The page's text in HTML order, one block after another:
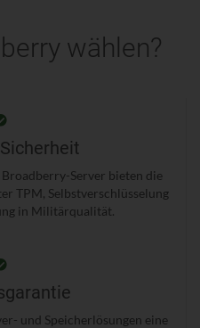
wählen?
Server bieten die
TPM, Selbstverschlüsselung
in Militärqualität.
und Speicherlösungen eine